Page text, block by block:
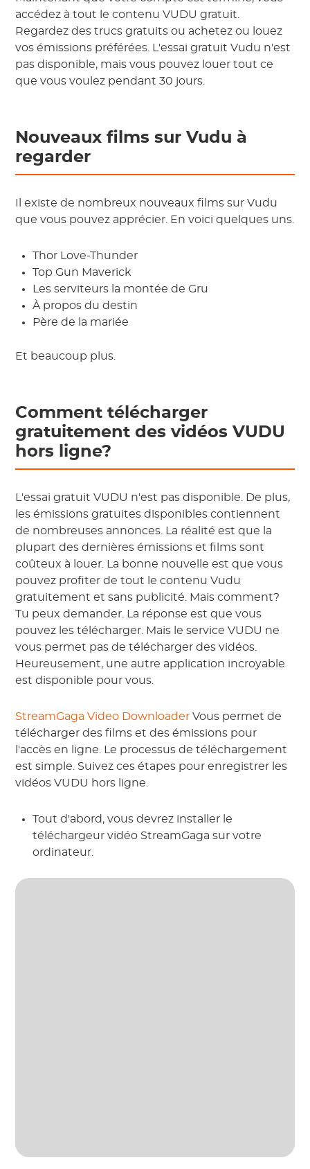
accédez à tout le contenu VUDU gratuit.
Regardez des trucs gratuits ou achetez ou louez
vos émissions préférées. L'essai gratuit Vudu n'est
pas disponible, mais vous pouvez louer tout ce
que vous voulez pendant 30 jours.
Nouveaux films sur Vudu à
regarder
Il existe de nombreux nouveaux films sur Vudu
que vous pouvez apprécier. En voici quelques uns.
Thor Love-Thunder
Top Gun Maverick
Les serviteurs la montée de Gru
À propos du destin
Père de la mariée
Et beaucoup plus.
Comment télécharger
gratuitement des vidéos VUDU
hors ligne?
L'essai gratuit VUDU n'est pas disponible. De plus,
les émissions gratuites disponibles contiennent
de nombreuses annonces. La réalité est que la
plupart des dernières émissions et films sont
coûteux à louer. La bonne nouvelle est que vous
pouvez profiter de tout le contenu Vudu
gratuitement et sans publicité. Mais comment?
Tu peux demander. La réponse est que vous
pouvez les télécharger. Mais le service VUDU ne
vous permet pas de télécharger des vidéos.
Heureusement, une autre application incroyable
est disponible pour vous.
StreamGaga Video DownloaderVous permet de
télécharger des films et des émissions pour
l'accès en ligne. Le processus de téléchargement
est simple. Suivez ces étapes pour enregistrer les
vidéos VUDU hors ligne.
Tout d'abord, vous devrez installer le
téléchargeur vidéo StreamGaga sur votre
ordinateur.